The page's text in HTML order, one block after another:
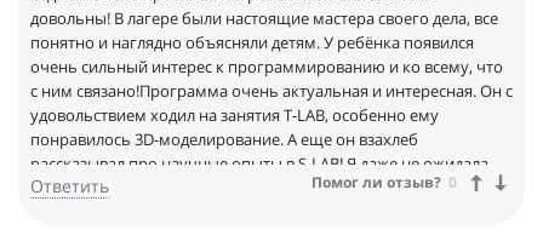
довольны! В лагере были настоящие мастера своего дела, все
понятно и наглядно объясняли детям. У ребёнка появился
очень сильный интерес к программированию и ко всему, что
с ним связано!Программа очень актуальная и интересная. Он с
удовольствием ходил на занятия T-LAB, особенно ему
понравилось 3D-моделирование. А еще он взахлеб
рассказывал про научные опыты в S-LAB! Я даже не ожидала,
что его так увлечет наука.
Ответить Помог ли отзыв? 0